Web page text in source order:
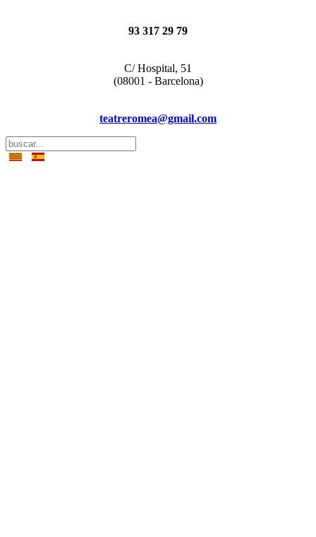
93 317 29 79
C/ Hospital, 51
(08001 - Barcelona)
teatreromea@gmail.com